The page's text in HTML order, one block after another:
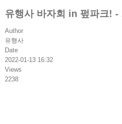
유행사 바자회 in 펖파크! -
Author
유행사
Date
2022-01-13 16:32
Views
2238